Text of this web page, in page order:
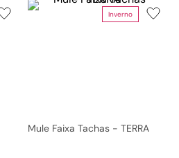
Inverno
Mule Faixa Tachas - TERRA